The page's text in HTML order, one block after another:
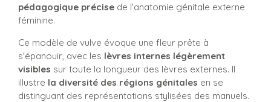
pédagogique précise de l'anatomie génitale externe
féminine.
Ce modèle de vulve évoque une fleur prête à
s'épanouir, avec les lèvres internes légèrement
visibles sur toute la longueur des lèvres externes. Il
illustre la diversité des régions génitales en se
distinguant des représentations stylisées des manuels.